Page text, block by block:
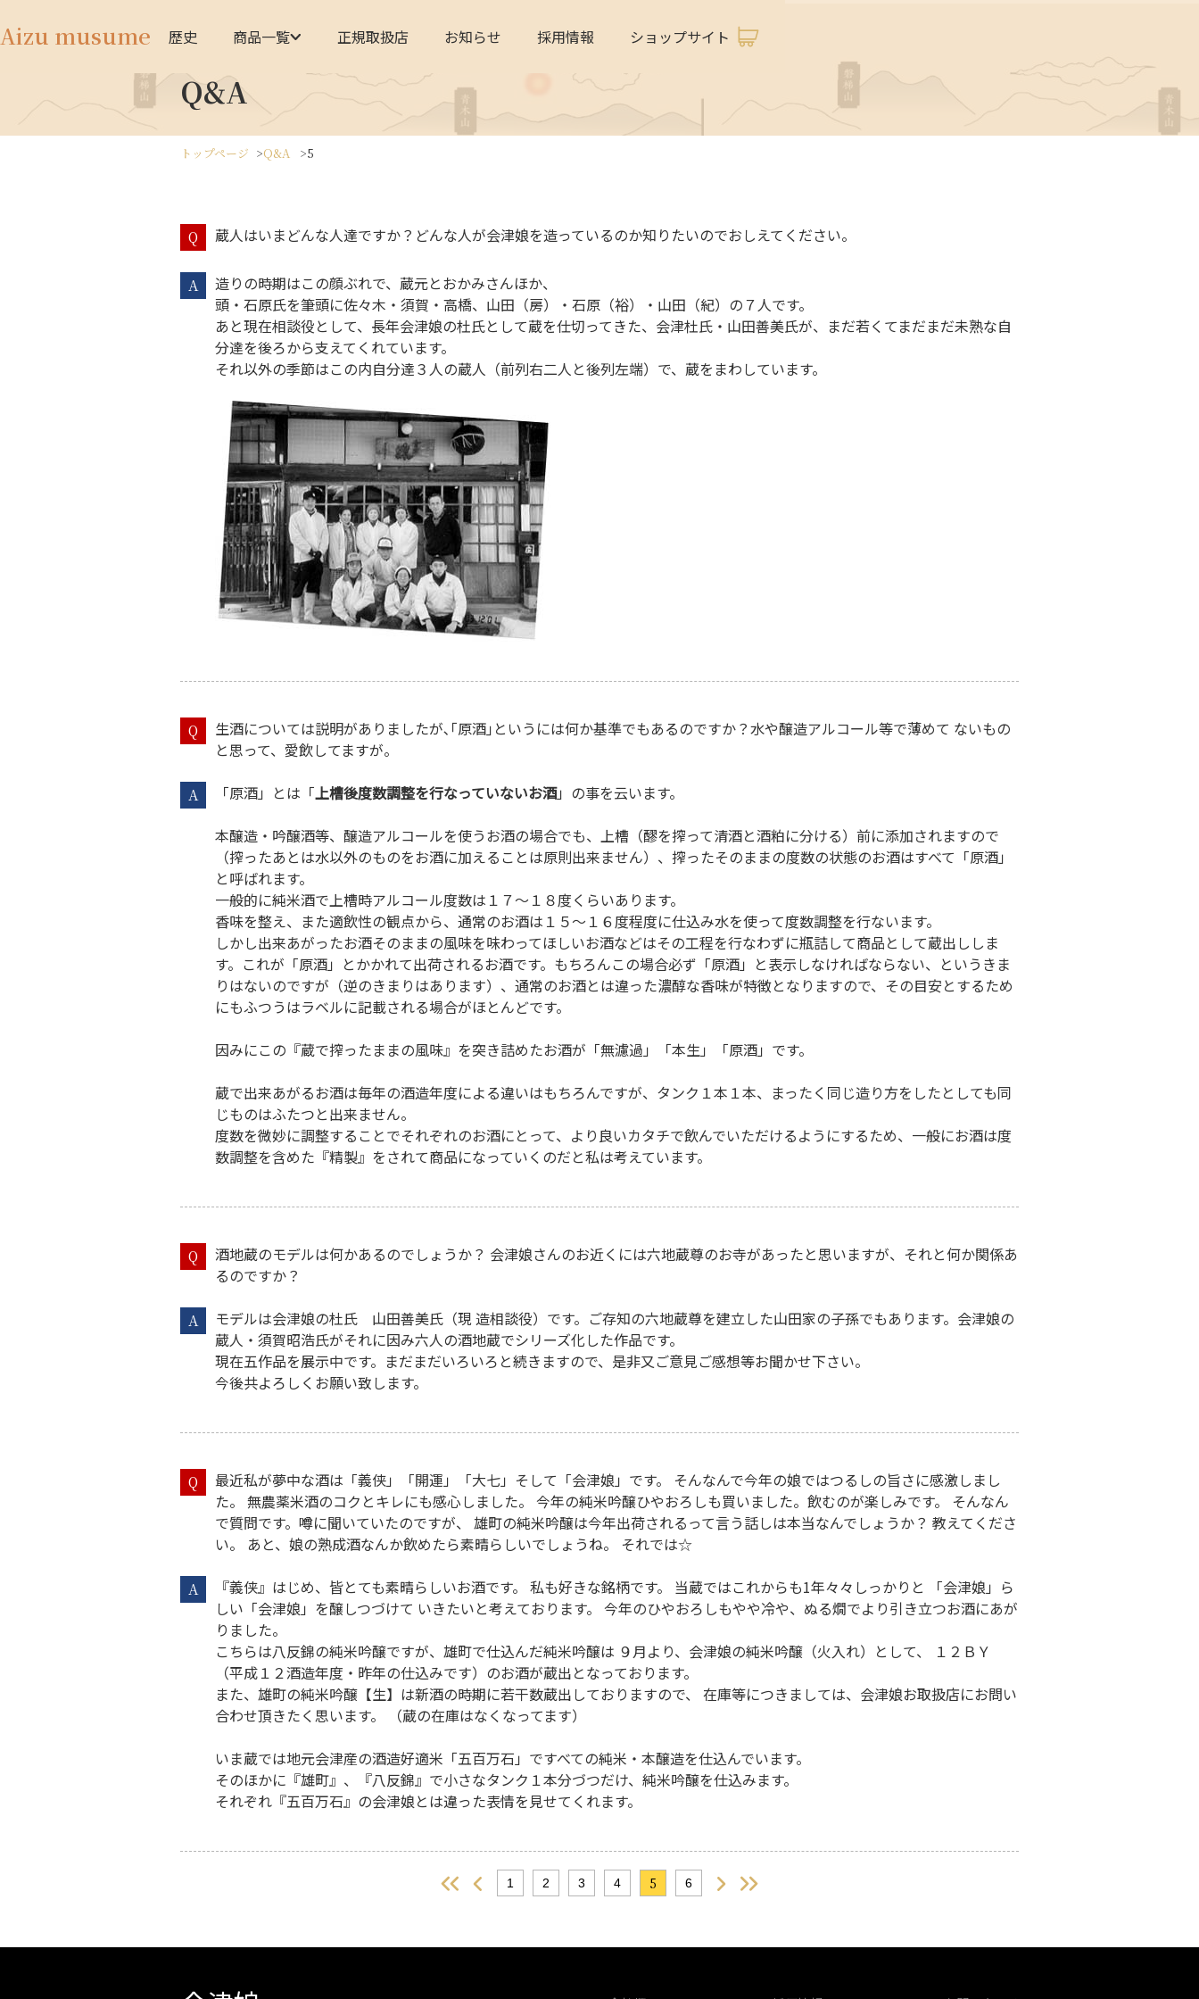
Aizu musume 歴史 商品一覧 正規取扱店 お知らせ 採用情報 ショップサイト
Q&A
トップページ Q&A 5
Q 蔵人はいまどんな人達ですか？どんな人が会津娘を造っているのか知りたいのでおしえてください。
A
造りの時期はこの顔ぶれで、蔵元とおかみさんほか、
頭・石原氏を筆頭に佐々木・須賀・高橋、山田（房）・石原（裕）・山田（紀）の７人です。
あと現在相談役として、長年会津娘の杜氏として蔵を仕切ってきた、会津杜氏・山田善美氏が、まだ若くてまだまだ未熟な自
分達を後ろから支えてくれています。
それ以外の季節はこの内自分達３人の蔵人（前列右二人と後列左端）で、蔵をまわしています。
Q
生酒については説明がありましたが､｢原酒｣というには何か基準でもあるのですか？水や醸造アルコール等で薄めて ないもの
と思って、愛飲してますが。
A 「原酒」とは「上槽後度数調整を行なっていないお酒」の事を云います。
本醸造・吟醸酒等、醸造アルコールを使うお酒の場合でも、上槽（醪を搾って清酒と酒粕に分ける）前に添加されますので
（搾ったあとは水以外のものをお酒に加えることは原則出来ません）、搾ったそのままの度数の状態のお酒はすべて「原酒」
と呼ばれます。
一般的に純米酒で上槽時アルコール度数は１７～１８度くらいあります。
香味を整え、また適飲性の観点から、通常のお酒は１５～１６度程度に仕込み水を使って度数調整を行ないます。
しかし出来あがったお酒そのままの風味を味わってほしいお酒などはその工程を行なわずに瓶詰して商品として蔵出ししま
す。これが「原酒」とかかれて出荷されるお酒です。もちろんこの場合必ず「原酒」と表示しなければならない、というきま
りはないのですが（逆のきまりはあります）、通常のお酒とは違った濃醇な香味が特徴となりますので、その目安とするため
にもふつうはラベルに記載される場合がほとんどです。
因みにこの『蔵で搾ったままの風味』を突き詰めたお酒が「無濾過」「本生」「原酒」です。
蔵で出来あがるお酒は毎年の酒造年度による違いはもちろんですが、タンク１本１本、まったく同じ造り方をしたとしても同
じものはふたつと出来ません。
度数を微妙に調整することでそれぞれのお酒にとって、より良いカタチで飲んでいただけるようにするため、一般にお酒は度
数調整を含めた『精製』をされて商品になっていくのだと私は考えています。
Q
酒地蔵のモデルは何かあるのでしょうか？ 会津娘さんのお近くには六地蔵尊のお寺があったと思いますが、それと何か関係あ
るのですか？
A
モデルは会津娘の杜氏 山田善美氏（現 造相談役）です。ご存知の六地蔵尊を建立した山田家の子孫でもあります。会津娘の
蔵人・須賀昭浩氏がそれに因み六人の酒地蔵でシリーズ化した作品です。
現在五作品を展示中です。まだまだいろいろと続きますので、是非又ご意見ご感想等お聞かせ下さい。
今後共よろしくお願い致します。
Q
最近私が夢中な酒は「義侠」「開運」「大七」そして「会津娘」です。 そんなんで今年の娘ではつるしの旨さに感激しまし
た。 無農薬米酒のコクとキレにも感心しました。 今年の純米吟醸ひやおろしも買いました。飲むのが楽しみです。 そんなん
で質問です。噂に聞いていたのですが、 雄町の純米吟醸は今年出荷されるって言う話しは本当なんでしょうか？ 教えてくださ
い。 あと、娘の熟成酒なんか飲めたら素晴らしいでしょうね。 それでは☆
A
『義侠』はじめ、皆とても素晴らしいお酒です。 私も好きな銘柄です。 当蔵ではこれからも1年々々しっかりと 「会津娘」ら
しい「会津娘」を醸しつづけて いきたいと考えております。 今年のひやおろしもやや冷や、ぬる燗でより引き立つお酒にあが
りました。
こちらは八反錦の純米吟醸ですが、雄町で仕込んだ純米吟醸は ９月より、会津娘の純米吟醸（火入れ）として、 １２ＢＹ
（平成１２酒造年度・昨年の仕込みです）のお酒が蔵出となっております。
また、雄町の純米吟醸【生】は新酒の時期に若干数蔵出しておりますので、 在庫等につきましては、会津娘お取扱店にお問い
合わせ頂きたく思います。 （蔵の在庫はなくなってます）
いま蔵では地元会津産の酒造好適米「五百万石」ですべての純米・本醸造を仕込んでいます。
そのほかに『雄町』、『八反錦』で小さなタンク１本分づつだけ、純米吟醸を仕込みます。
それぞれ『五百万石』の会津娘とは違った表情を見せてくれます。
1 2 3 4 5 6